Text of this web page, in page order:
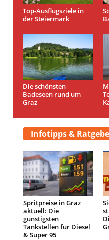
Top-Ausflugsziele in
der Steiermark
Die schönsten
Badeseen rund um
Graz
Infotipps &
Spritpreise in Graz
aktuell: Die
günstigsten
Tankstellen für Diesel
& Super 95